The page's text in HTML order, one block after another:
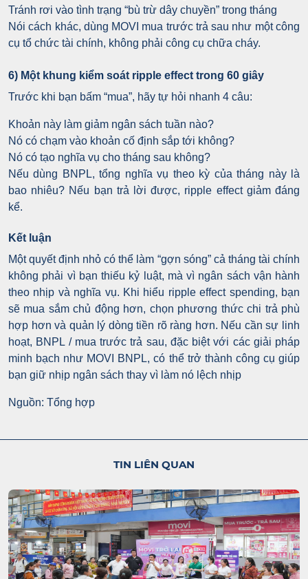
Tránh rơi vào tình trạng “bù trừ dây chuyền” trong tháng
Nói cách khác, dùng MOVI mua trước trả sau như một công
cụ tổ chức tài chính, không phải công cụ chữa cháy.
6) Một khung kiểm soát ripple effect trong 60 giây
Trước khi bạn bấm “mua”, hãy tự hỏi nhanh 4 câu:
Khoản này làm giảm ngân sách tuần nào?
Nó có chạm vào khoản cố định sắp tới không?
Nó có tạo nghĩa vụ cho tháng sau không?
Nếu dùng BNPL, tổng nghĩa vụ theo kỳ của tháng này là
bao nhiêu? Nếu bạn trả lời được, ripple effect giảm đáng
kể.
Kết luận
Một quyết định nhỏ có thể làm “gợn sóng” cả tháng tài chính
không phải vì bạn thiếu kỷ luật, mà vì ngân sách vận hành
theo nhịp và nghĩa vụ. Khi hiểu ripple effect spending, bạn
sẽ mua sắm chủ động hơn, chọn phương thức chi trả phù
hợp hơn và quản lý dòng tiền rõ ràng hơn. Nếu cần sự linh
hoạt, BNPL / mua trước trả sau, đặc biệt với các giải pháp
minh bạch như MOVI BNPL, có thể trở thành công cụ giúp
bạn giữ nhịp ngân sách thay vì làm nó lệch nhịp
Nguồn: Tổng hợp
TIN LIÊN QUAN